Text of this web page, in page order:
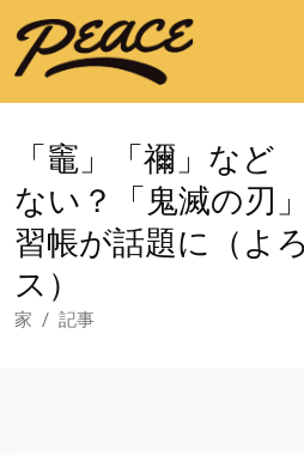
「竈」「禰」な
ない？「鬼滅の刃
習帳が話題に（よ
ス）
家 記事